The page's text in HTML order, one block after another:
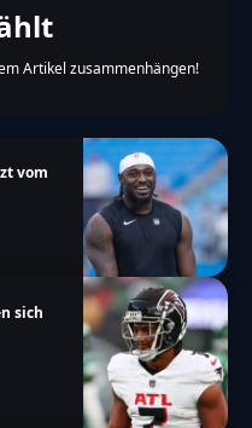
Artikel zusammenhängen!
vom
sich